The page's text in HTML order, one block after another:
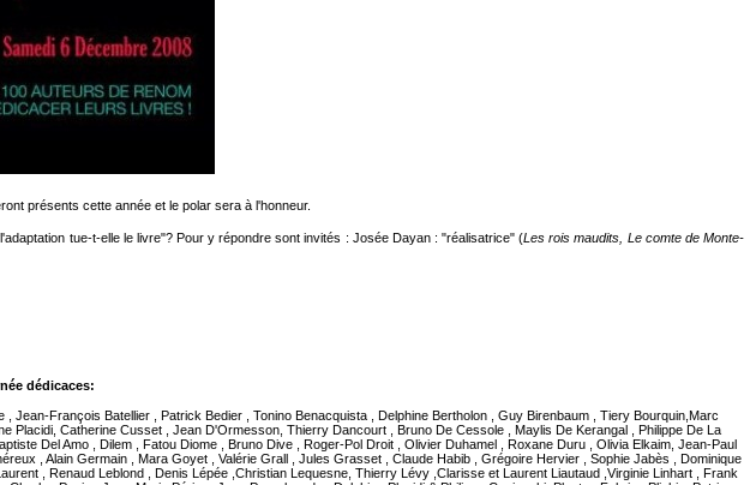
présents cette année et le polar sera à l'honneur.
tue-t-elle le livre"? Pour y répondre sont invités : Josée Dayan : "réalisatrice" (Les rois maudits, Le comte de Monte-
dédicaces:
Jean-François Batellier , Patrick Bedier , Tonino Benacquista , Delphine Bertholon , Guy Birenbaum , Tiery Bourquin,Marc
Catherine Cusset , Jean D'Ormesson, Thierry Dancourt , Bruno De Cessole , Maylis De Kerangal , Philippe De La
Del Amo , Dilem , Fatou Diome , Bruno Dive , Roger-Pol Droit , Olivier Duhamel , Roxane Duru , Olivia Elkaim, Jean-Paul
, Alain Germain , Mara Goyet , Valérie Grall , Jules Grasset , Claude Habib , Grégoire Hervier , Sophie Jabès , Dominique
, Renaud Leblond , Denis Lépée ,Christian Lequesne, Thierry Lévy ,Clarisse et Laurent Liautaud ,Virginie Linhart , Frank